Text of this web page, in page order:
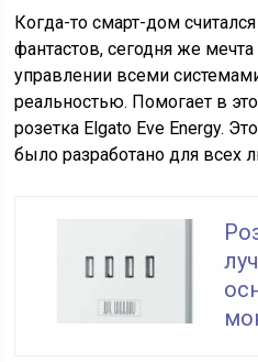
Когда-то смарт-дом
фантастов, сегодня же
управлении всеми
реальностью. Помогает в
розетка Elgato Eve Energy.
было разработано для всех